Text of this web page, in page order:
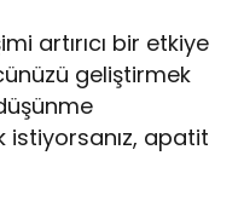
artırıcı bir etkiye
geliştirmek
istiyorsanız, apatit